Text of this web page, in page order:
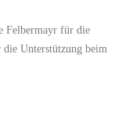
Felbermayr für die
Unterstützung beim